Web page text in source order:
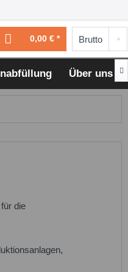
0,00 € *
Über uns 
die